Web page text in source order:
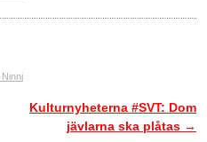
Kulturnyheterna #SVT: Dom
jävlarna ska plåtas →